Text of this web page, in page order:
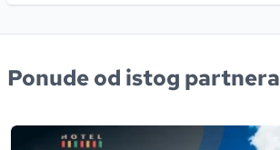
Ponude od istog partnera